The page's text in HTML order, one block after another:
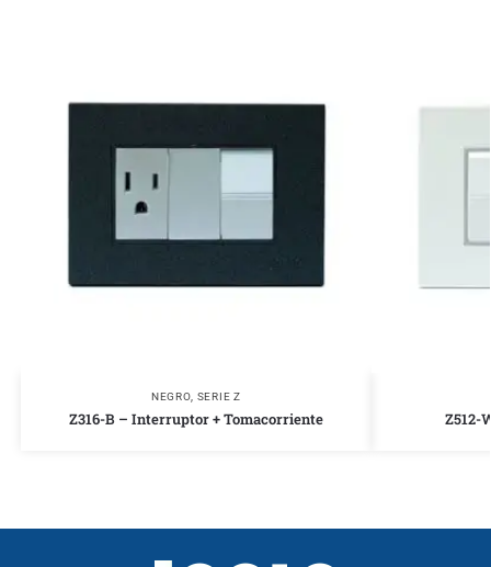
NEGRO SERIE Z
Z316-B – Interruptor + Tomacorriente Z512-